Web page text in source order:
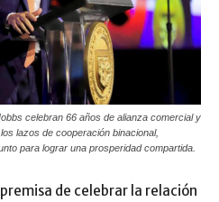
celebran 66 años de alianza comercial y
lazos de cooperación binacional,
para lograr una prosperidad compartida.
de celebrar la relación